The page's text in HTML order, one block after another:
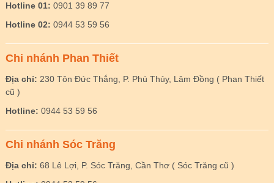
Hotline 01: 0901 39 89 77
Hotline 02: 0944 53 59 56
Chi nhánh Phan Thiết
Địa chỉ: 230 Tôn Đức Thắng, P. Phú Thủy, Lâm Đồng ( Phan Thiết
cũ )
Hotline: 0944 53 59 56
Chi nhánh Sóc Trăng
Địa chỉ: 68 Lê Lợi, P. Sóc Trăng, Cần Thơ ( Sóc Trăng cũ )